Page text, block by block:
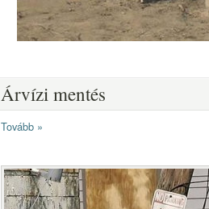
Árvízi mentés
Tovább »